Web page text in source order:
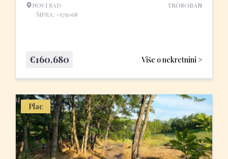
NOVI SAD
ŠIFRA: #575068
TROSOBAN
Više o nekretnini >
€160.680
Plac